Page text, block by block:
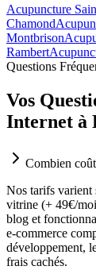
Acupuncture
Chamond
Montbrison
Rambert
Questions
Vos
Internet à
Combien
Nos tarifs varient
vitrine (+ 49€/
blog et
e-commerce
développement,
frais cachés.